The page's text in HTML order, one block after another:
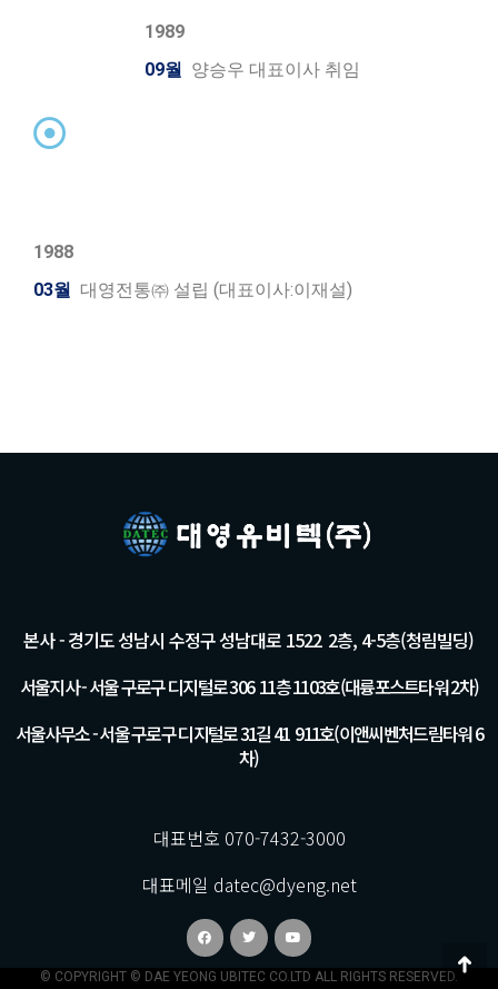
1989
09월 양승우 대표이사 취임
1988
03월 대영전통㈜ 설립 (대표이사:이재설)
본사 - 경기도 성남시 수정구 성남대로 1522 2층, 4-5층(청림빌딩)
서울지사 - 서울 구로구 디지털로 306 11층 1103호(대륭포스트타워 2차)
서울사무소 - 서울 구로구 디지털로 31길 41 911호(이앤씨벤처드림타워 6
차)
대표번호 070-7432-3000
대표메일 datec@dyeng.net
© COPYRIGHT © DAE YEONG UBITEC CO.LTD ALL RIGHTS RESERVED.